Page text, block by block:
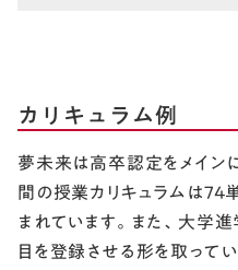
カリキュラム例
夢未来は高卒認定をメイン
間の授業カリキュラムは74
まれています。また、大学
目を登録させる形を取ってい